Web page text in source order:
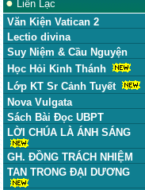
● Liên Lạc
Văn Kiện Vatican 2
Lectio divina
Suy Niệm & Cầu Nguyện
Học Hỏi Kinh Thánh
Lớp KT Sr Cảnh Tuyết
Nova Vulgata
Sách Bài Đọc UBPT
LỜI CHÚA LÀ ÁNH SÁNG
GH. ĐỒNG TRÁCH NHIỆM
TAN TRONG ĐẠI DƯƠNG